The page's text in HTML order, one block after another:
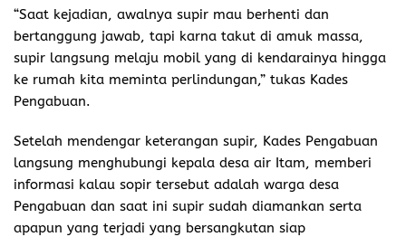
“Saat kejadian, awalnya supir mau berhenti dan
bertanggung jawab, tapi karna takut di amuk massa,
supir langsung melaju mobil yang di kendarainya hingga
ke rumah kita meminta perlindungan,” tukas Kades
Pengabuan.
Setelah mendengar keterangan supir, Kades Pengabuan
langsung menghubungi kepala desa air Itam, memberi
informasi kalau sopir tersebut adalah warga desa
Pengabuan dan saat ini supir sudah diamankan serta
apapun yang terjadi yang bersangkutan siap